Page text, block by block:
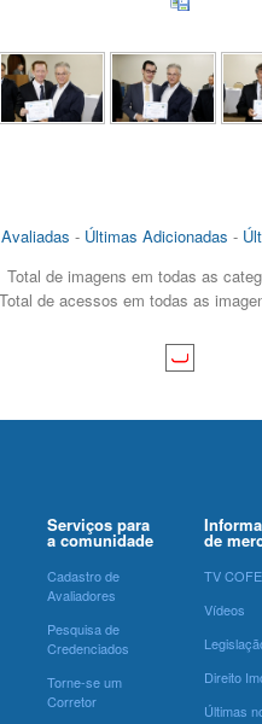
- Últimas Adicionadas -
Total de imagens em todas as
Total de acessos em todas as
Serviços para
a comunidade
Cadastro de
Avaliadores
Pesquisa de
Credenciados
Torne-se um
Corretor
de
TV
Vídeos
Direito
Últimas